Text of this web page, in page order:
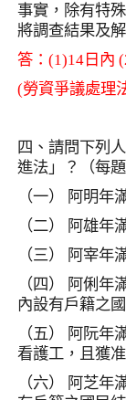
事實，除有特
將調查結果及
答： (1)14日內
(勞資爭議處理
四、請問下列
進法」？（每題
（一） 阿明年
（二） 阿雄年
（三） 阿宰年
（四） 阿俐年
內設有戶籍之
（五） 阿阮年
看護工，且獲
（六） 阿芝年